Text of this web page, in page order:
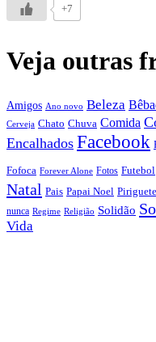
+7
Veja outras
Amigos Ano novo Beleza
Cerveja Chato Chuva Comida
Encalhados Facebook
Fofoca Forever Alone Fotos Futebol
Natal Pais Papai Noel
nunca Regime Religião Solidão
Vida